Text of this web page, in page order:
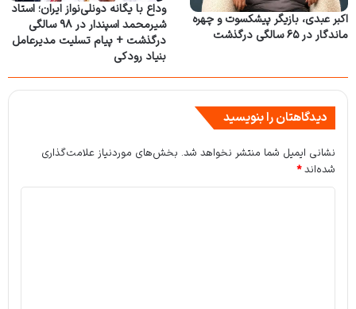
اکبر عبدی، بازیگر پیشکسوت و چهره
ماندگار در ۶۵ سالگی درگذشت
وداع با یگانه دونلی‌نواز ایران؛ استاد
شیرمحمد اسپندار در ۹۸ سالگی
درگذشت + پیام تسلیت مدیرعامل
بنیاد رودکی
دیدگاهتان را بنویسید
نشانی ایمیل شما منتشر نخواهد شد. بخش‌های موردنیاز علامت‌گذاری
شده‌اند*